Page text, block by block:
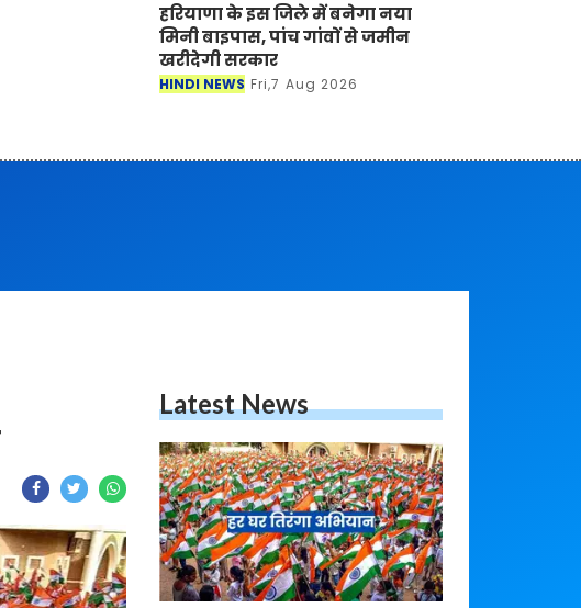
हरियाणा के इस जिले में बनेगा नया
मिनी बाइपास, पांच गांवों से जमीन
खरीदेगी सरकार
HINDI NEWS Fri,7 Aug 2026
Latest News